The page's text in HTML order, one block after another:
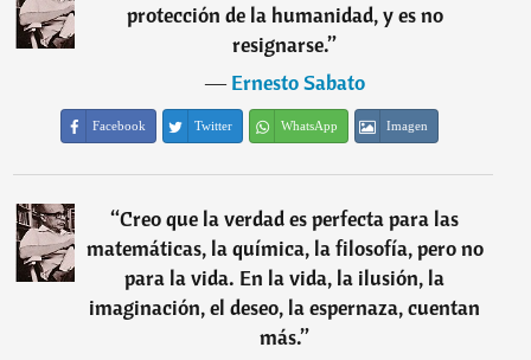
protección de la humanidad, y es no
resignarse.”
―Ernesto Sabato
Facebook Twitter WhatsApp Imagen
“Creo que la verdad es perfecta para las
matemáticas, la química, la filosofía, pero no
para la vida. En la vida, la ilusión, la
imaginación, el deseo, la espernaza, cuentan
más.”